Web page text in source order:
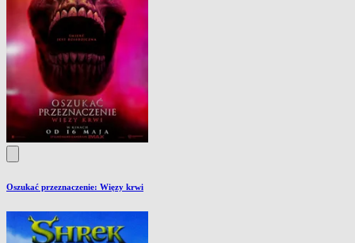
Oszukać przeznaczenie: Więzy krwi